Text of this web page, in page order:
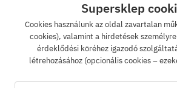
000 Ft. feletti megrendelést
GLS átvételi pontokra.
Supersklep
Cookies használunk az oldal zavartalan
cookies), valamint a hirdetések személyre
érdeklődési köréhez igazodó
létrehozásához (opcionális cookies –